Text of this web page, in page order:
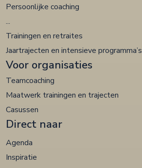
Persoonlijke coaching
...
Trainingen en retraites
Jaartrajecten en intensieve programma’s
Voor organisaties
Teamcoaching
Maatwerk trainingen en trajecten
Casussen
Direct naar
Agenda
Inspiratie